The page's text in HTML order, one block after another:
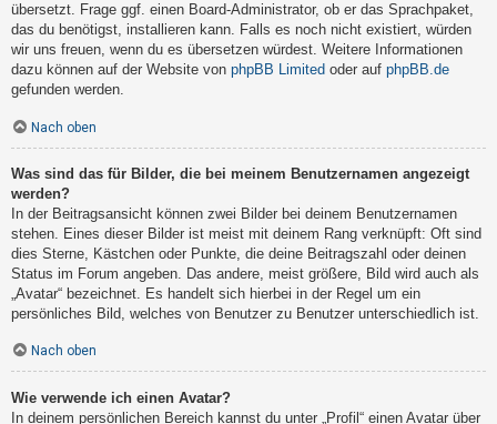
übersetzt. Frage ggf. einen Board-Administrator, ob er das Sprachpaket,
das du benötigst, installieren kann. Falls es noch nicht existiert, würden
wir uns freuen, wenn du es übersetzen würdest. Weitere Informationen
dazu können auf der Website von phpBB Limited oder auf phpBB.de
gefunden werden.
Nach oben
Was sind das für Bilder, die bei meinem Benutzernamen angezeigt
werden?
In der Beitragsansicht können zwei Bilder bei deinem Benutzernamen
stehen. Eines dieser Bilder ist meist mit deinem Rang verknüpft: Oft sind
dies Sterne, Kästchen oder Punkte, die deine Beitragszahl oder deinen
Status im Forum angeben. Das andere, meist größere, Bild wird auch als
„Avatar“ bezeichnet. Es handelt sich hierbei in der Regel um ein
persönliches Bild, welches von Benutzer zu Benutzer unterschiedlich ist.
Nach oben
Wie verwende ich einen Avatar?
In deinem persönlichen Bereich kannst du unter „Profil“ einen Avatar über